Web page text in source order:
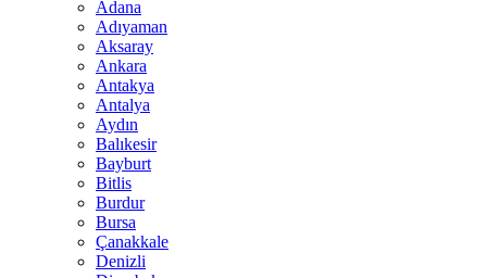
Adana
Adıyaman
Aksaray
Ankara
Antakya
Antalya
Aydın
Balıkesir
Bayburt
Bitlis
Burdur
Bursa
Çanakkale
Denizli